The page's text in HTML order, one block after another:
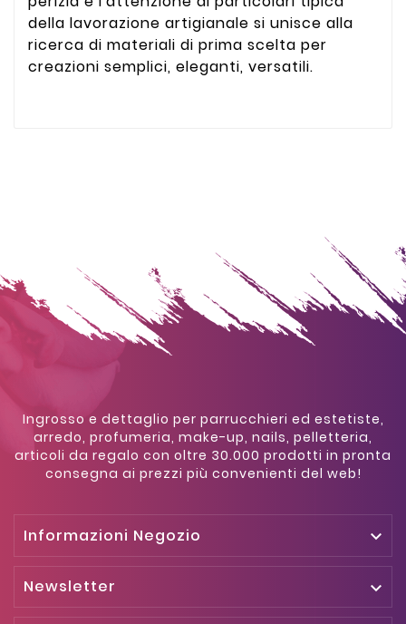
della lavorazione artigianale si unisce alla
ricerca di materiali di prima scelta per
creazioni semplici, eleganti, versatili.
Ingrosso e dettaglio per parrucchieri ed estetiste,
arredo, profumeria, make-up, nails, pelletteria,
articoli da regalo con oltre 30.000 prodotti in pronta
consegna ai prezzi più convenienti del web!
Informazioni Negozio 
Newsletter 